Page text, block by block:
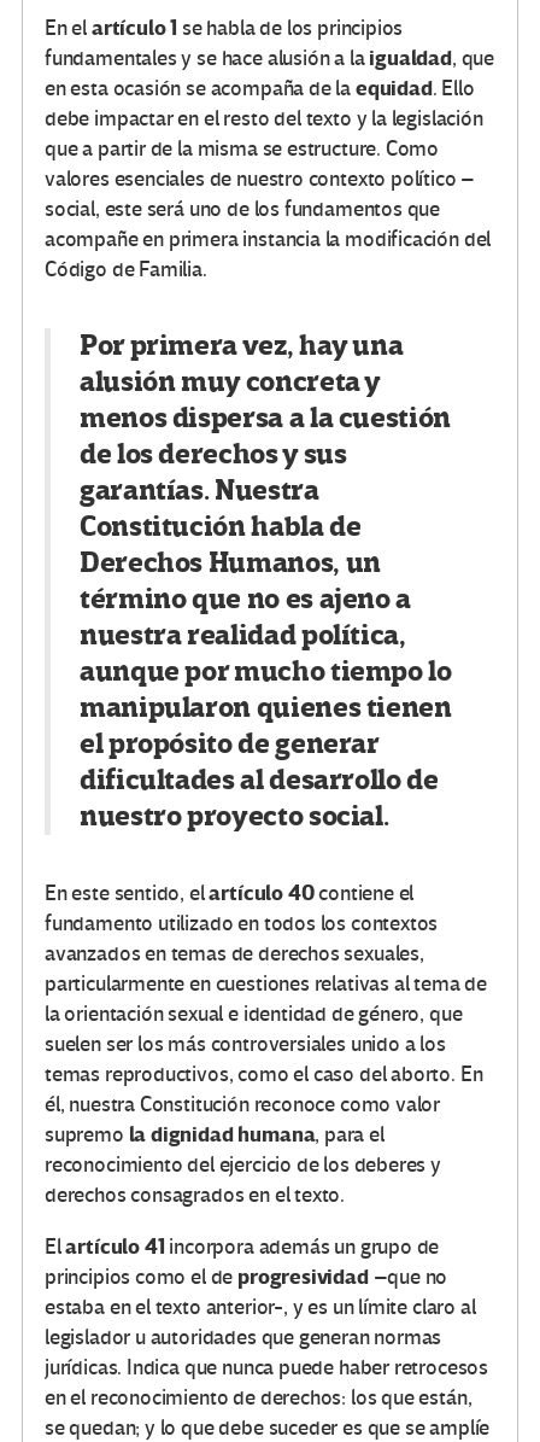
En elartículo 1 se habla de los principios
fundamentales y se hace alusión a laigualdad, que
en esta ocasión se acompaña de laequidad. Ello
debe impactar en el resto del texto y la legislación
que a partir de la misma se estructure. Como
valores esenciales de nuestro contexto político –
social, este será uno de los fundamentos que
acompañe en primera instancia la modificación del
Código de Familia.
Por primera vez, hay una
alusión muy concreta y
menos dispersa a la cuestión
de los derechos y sus
garantías. Nuestra
Constitución habla de
Derechos Humanos, un
término que no es ajeno a
nuestra realidad política,
aunque por mucho tiempo lo
manipularon quienes tienen
el propósito de generar
dificultades al desarrollo de
nuestro proyecto social.
En este sentido, elartículo 40contiene el
fundamento utilizado en todos los contextos
avanzados en temas de derechos sexuales,
particularmente en cuestiones relativas al tema de
la orientación sexual e identidad de género, que
suelen ser los más controversiales unido a los
temas reproductivos, como el caso del aborto. En
él, nuestra Constitución reconoce como valor
supremo la dignidad humana, para el
reconocimiento del ejercicio de los deberes y
derechos consagrados en el texto.
Elartículo 41 incorpora además un grupo de
principios como el de progresividad–que no
estaba en el texto anterior-, y es un límite claro al
legislador u autoridades que generan normas
jurídicas. Indica que nunca puede haber retrocesos
en el reconocimiento de derechos: los que están,
se quedan; y lo que debe suceder es que se amplíe